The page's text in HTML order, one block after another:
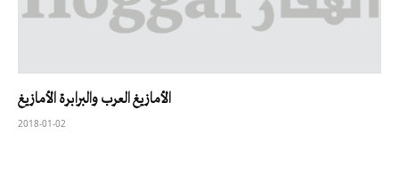
الأمازيغ العرب والبرابرة الأمازيغ
2018-01-02